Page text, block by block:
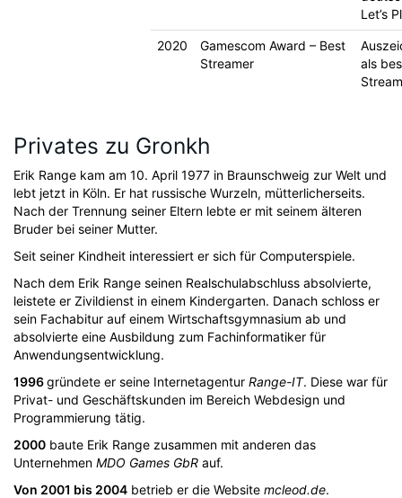
Let’s
2020
Gamescom Award – Best
Streamer
als
Privates zu Gronkh
Erik Range kam am 10. April 1977 in Braunschweig zur Welt und
lebt jetzt in Köln. Er hat russische Wurzeln, mütterlicherseits.
Nach der Trennung seiner Eltern lebte er mit seinem älteren
Bruder bei seiner Mutter.
Seit seiner Kindheit interessiert er sich für Computerspiele.
Nach dem Erik Range seinen Realschulabschluss absolvierte,
leistete er Zivildienst in einem Kindergarten. Danach schloss er
sein Fachabitur auf einem Wirtschaftsgymnasium ab und
absolvierte eine Ausbildung zum Fachinformatiker für
Anwendungsentwicklung.
1996gründete er seine Internetagentur Range-IT. Diese war für
Privat- und Geschäftskunden im Bereich Webdesign und
Programmierung tätig.
2000 baute Erik Range zusammen mit anderen das
Unternehmen MDO Games GbR auf.
Von 2001 bis 2004 betrieb er die Website mcleod.de.